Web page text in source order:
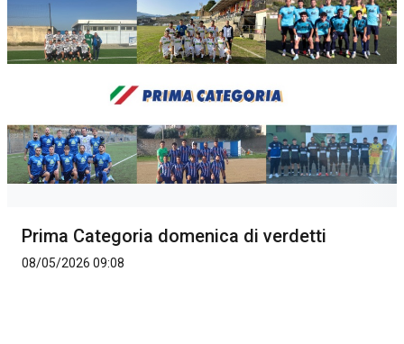
Prima Categoria domenica di verdetti
08/05/2026 09:08